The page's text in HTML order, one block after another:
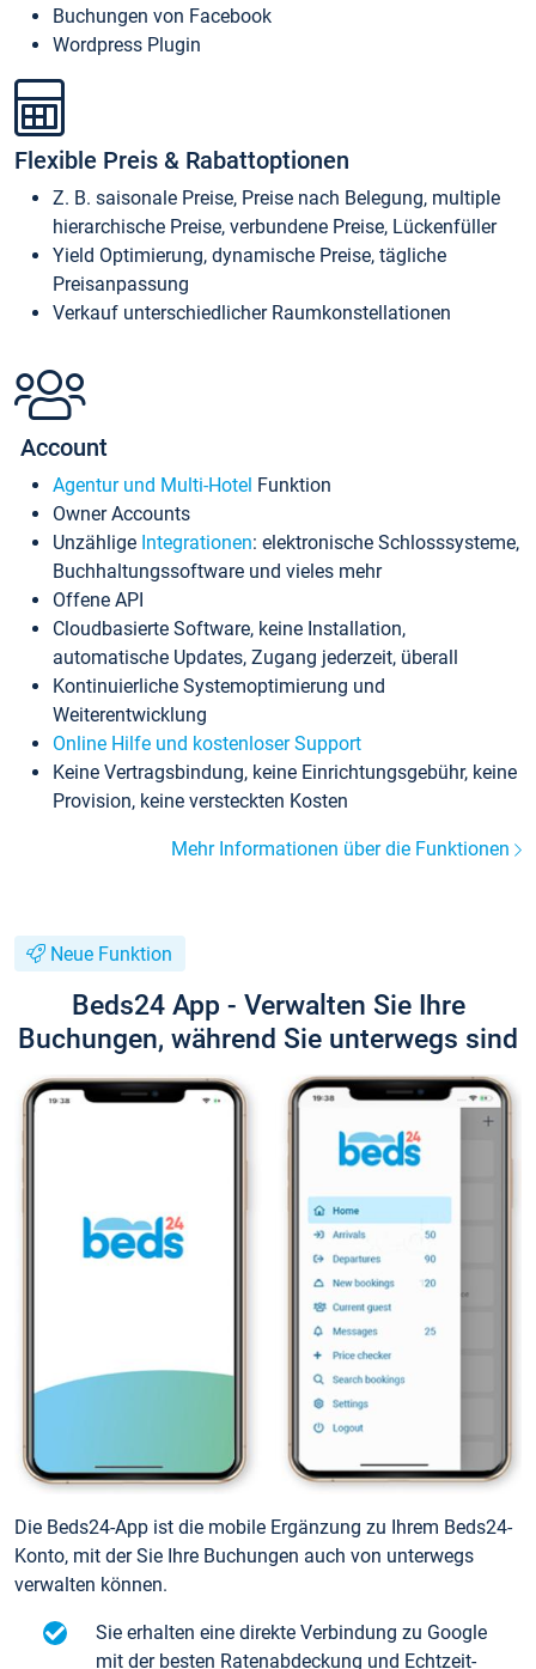
Buchungen von Facebook
Wordpress Plugin
Flexible Preis & Rabattoptionen
Z. B. saisonale Preise, Preise nach Belegung, multiple
hierarchische Preise, verbundene Preise, Lückenfüller
Yield Optimierung, dynamische Preise, tägliche
Preisanpassung
Verkauf unterschiedlicher Raumkonstellationen
Account
Agentur und Multi-Hotel Funktion
Owner Accounts
Unzählige Integrationen: elektronische Schlosssysteme,
Buchhaltungssoftware und vieles mehr
Offene API
Cloudbasierte Software, keine Installation,
automatische Updates, Zugang jederzeit, überall
Kontinuierliche Systemoptimierung und
Weiterentwicklung
Online Hilfe und kostenloser Support
Keine Vertragsbindung, keine Einrichtungsgebühr, keine
Provision, keine versteckten Kosten
Mehr Informationen über die Funktionen
Neue Funktion
Beds24 App - Verwalten Sie Ihre
Buchungen, während Sie unterwegs sind
Die Beds24-App ist die mobile Ergänzung zu Ihrem Beds24-
Konto, mit der Sie Ihre Buchungen auch von unterwegs
verwalten können.
Sie erhalten eine direkte Verbindung zu Google
mit der besten Ratenabdeckung und Echtzeit-